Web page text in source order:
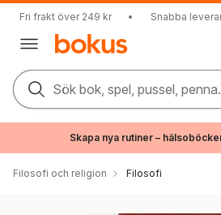
Fri frakt över 249 kr • Snabba
Sök bok, spel, pussel,
Skapa nya rutiner –
Filosofi och religion Filosofi